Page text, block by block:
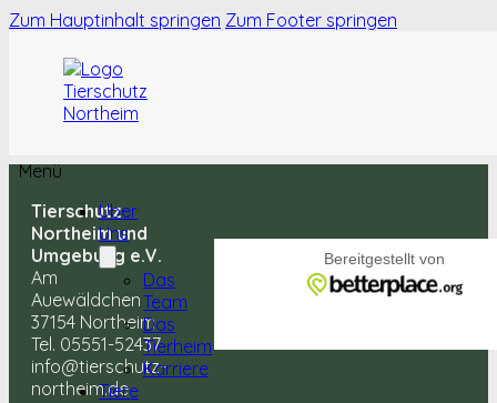
Zum Hauptinhalt springen Zum Footer springen
Menü
Über
Uns
Das
Team
Das
Tierheim
Karriere
Tiere
Tierschutz
Northeim und
Umgebung e.V.
Am
Auewäldchen
37154 Northeim
Tel. 05551-52437
info@tierschutz-
northeim.de